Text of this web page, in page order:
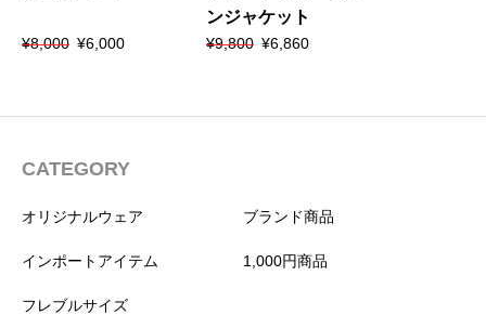
¥8,000
元
で
た。
¥6,000
現
¥6,000
す。
ンジャケット
¥9,800
元
¥6,860
現
CATEGORY
オリジナルウェア ブランド商品
インポートアイテム 1,000円商品
フレブルサイズ